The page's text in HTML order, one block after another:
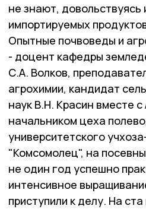
не знают, довольствуясь
импортируемых
Опытные почвоведы и
- доцент кафедры
С.А. Волков,
агрохимии, кандидат
наук В.Н. Красин вместе
начальником цеха
университетского
"Комсомолец", на
не один год успешно
интенсивное
приступили к делу. На